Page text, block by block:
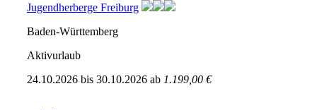
Jugendherberge Freiburg
Baden-Württemberg
Aktivurlaub
24.10.2026 bis 30.10.2026 ab 1.199,00 €